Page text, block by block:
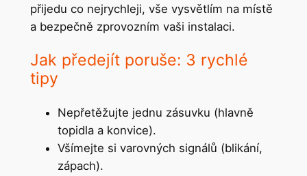
přijedu co nejrychleji, vše vysvětlím na místě
a bezpečně zprovozním vaši instalaci.
Jak předejít poruše: 3 rychlé
tipy
Nepřetěžujte jednu zásuvku (hlavně
topidla a konvice).
Všímejte si varovných signálů (blikání,
zápach).